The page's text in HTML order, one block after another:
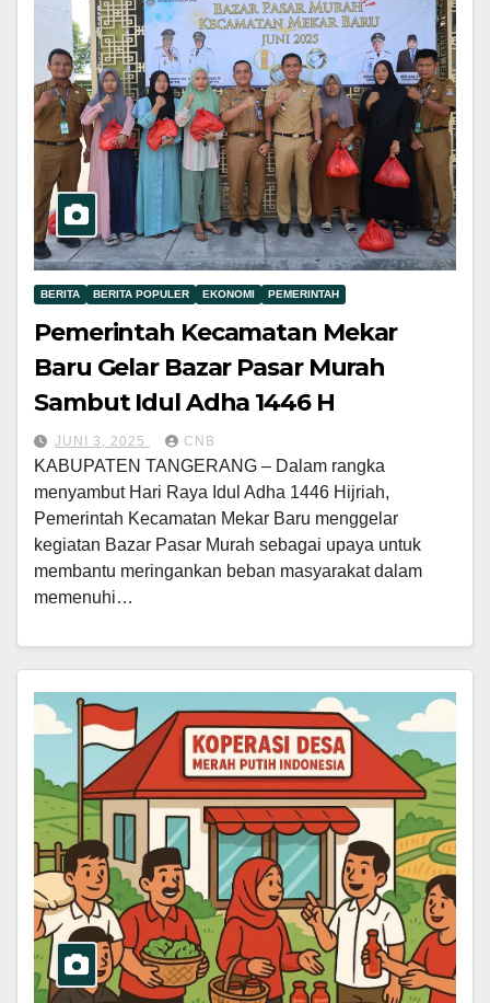
BERITA BERITA POPULER EKONOMI PEMERINTAH
Pemerintah Kecamatan Mekar
Baru Gelar Bazar Pasar Murah
Sambut Idul Adha 1446 H
JUNI 3, 2025 CNB
KABUPATEN TANGERANG – Dalam rangka
menyambut Hari Raya Idul Adha 1446 Hijriah,
Pemerintah Kecamatan Mekar Baru menggelar
kegiatan Bazar Pasar Murah sebagai upaya untuk
membantu meringankan beban masyarakat dalam
memenuhi…